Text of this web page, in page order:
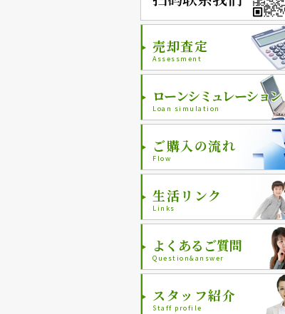
売却査定
Assessment
ローンシミュレーション
Loan simulation
ご購入の流れ
Flow
生活リンク
Links
よくあるご質問
Question&answer
スタッフ紹介
Staff profile